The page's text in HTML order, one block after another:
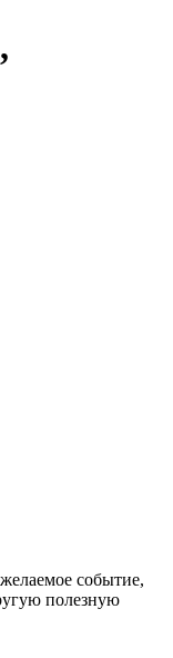
событие,
полезную